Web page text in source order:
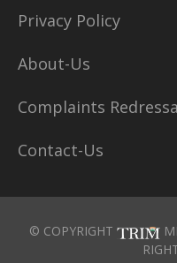
Privacy Policy
About-Us
Complaints
Contact-Us
© COPYRIGHT